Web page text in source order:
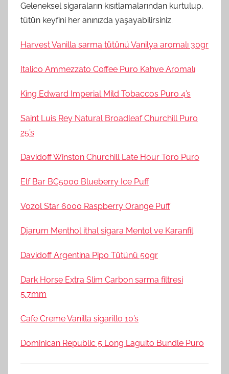
Geleneksel sigaraların kısıtlamalarından kurtulup,
tütün keyfini her anınızda yaşayabilirsiniz.
Harvest Vanilla sarma tütünü Vanilya aromalı 30gr
Italico Ammezzato Coffee Puro Kahve Aromalı
King Edward Imperial Mild Tobaccos Puro 4’s
Saint Luis Rey Natural Broadleaf Churchill Puro
25’s
Davidoff Winston Churchill Late Hour Toro Puro
Elf Bar BC5000 Blueberry Ice Puff
Vozol Star 6000 Raspberry Orange Puff
Djarum Menthol ithal sigara Mentol ve Karanfil
Davidoff Argentina Pipo Tütünü 50gr
Dark Horse Extra Slim Carbon sarma filtresi
5.7mm
Cafe Creme Vanilla sigarillo 10’s
Dominican Republic 5 Long Laguito Bundle Puro